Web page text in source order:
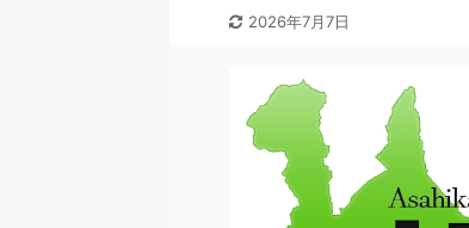
2026年7月7日